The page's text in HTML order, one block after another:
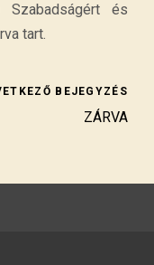
és
tart.
BEJEGYZÉS
ZÁRVA